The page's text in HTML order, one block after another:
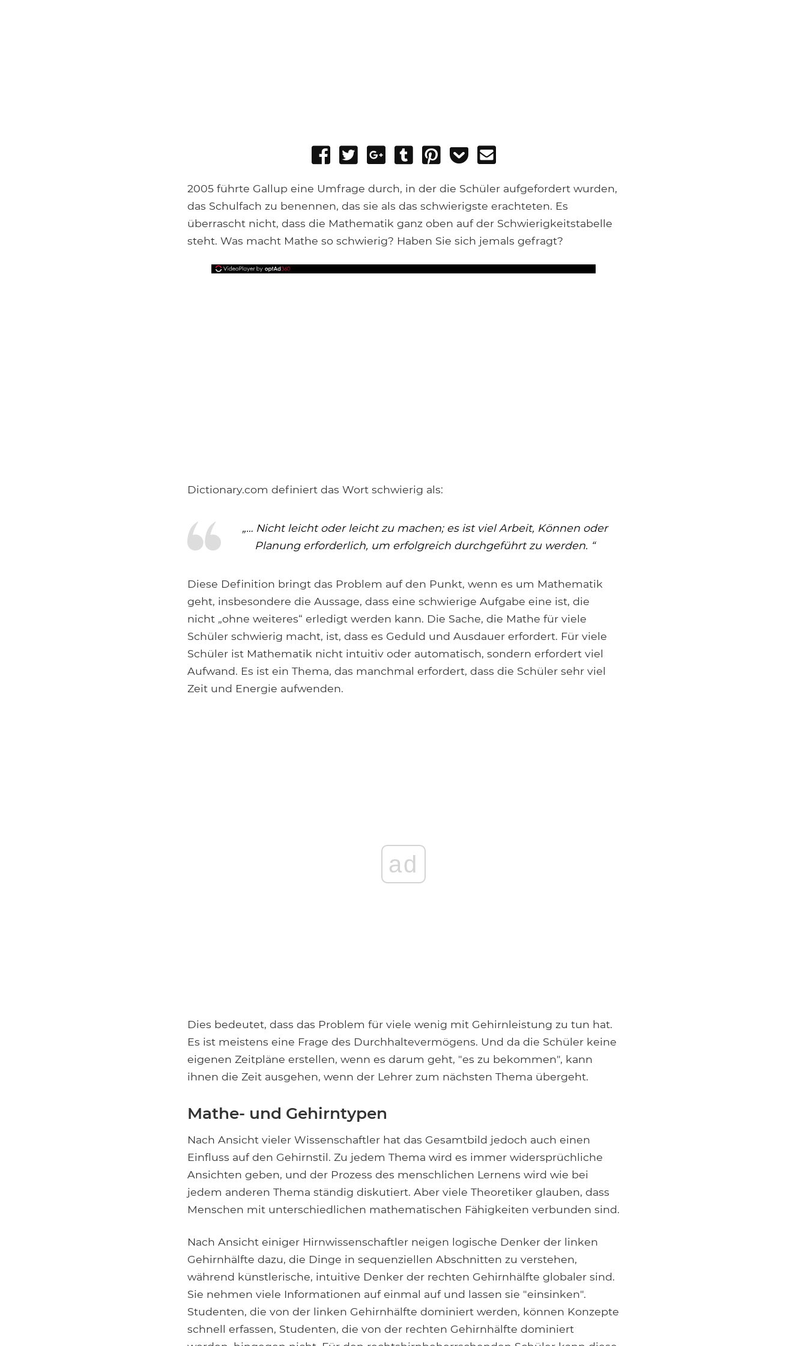
Share
Facebook
Tweet
Share
Google+
Post
Tumblr
Pin
Add
Pocket
2005 führte Gallup eine Umfrage durch, in der die Schüler aufgefordert wurden,
das Schulfach zu benennen, das sie als das schwierigste erachteten. Es
überrascht nicht, dass die Mathematik ganz oben auf der Schwierigkeitstabelle
steht. Was macht Mathe so schwierig? Haben Sie sich jemals gefragt?
Dictionary.com definiert das Wort schwierig als:
„… Nicht leicht oder leicht zu machen; es ist viel Arbeit, Können oder
Planung erforderlich, um erfolgreich durchgeführt zu werden. “
Diese Definition bringt das Problem auf den Punkt, wenn es um Mathematik
geht, insbesondere die Aussage, dass eine schwierige Aufgabe eine ist, die
nicht „ohne weiteres“ erledigt werden kann. Die Sache, die Mathe für viele
Schüler schwierig macht, ist, dass es Geduld und Ausdauer erfordert. Für viele
Schüler ist Mathematik nicht intuitiv oder automatisch, sondern erfordert viel
Aufwand. Es ist ein Thema, das manchmal erfordert, dass die Schüler sehr viel
Zeit und Energie aufwenden.
ad
Dies bedeutet, dass das Problem für viele wenig mit Gehirnleistung zu tun hat.
Es ist meistens eine Frage des Durchhaltevermögens. Und da die Schüler keine
eigenen Zeitpläne erstellen, wenn es darum geht, "es zu bekommen", kann
ihnen die Zeit ausgehen, wenn der Lehrer zum nächsten Thema übergeht.
Mathe- und Gehirntypen
Nach Ansicht vieler Wissenschaftler hat das Gesamtbild jedoch auch einen
Einfluss auf den Gehirnstil. Zu jedem Thema wird es immer widersprüchliche
Ansichten geben, und der Prozess des menschlichen Lernens wird wie bei
jedem anderen Thema ständig diskutiert. Aber viele Theoretiker glauben, dass
Menschen mit unterschiedlichen mathematischen Fähigkeiten verbunden sind.
Nach Ansicht einiger Hirnwissenschaftler neigen logische Denker der linken
Gehirnhälfte dazu, die Dinge in sequenziellen Abschnitten zu verstehen,
während künstlerische, intuitive Denker der rechten Gehirnhälfte globaler sind.
Sie nehmen viele Informationen auf einmal auf und lassen sie "einsinken".
Studenten, die von der linken Gehirnhälfte dominiert werden, können Konzepte
schnell erfassen, Studenten, die von der rechten Gehirnhälfte dominiert